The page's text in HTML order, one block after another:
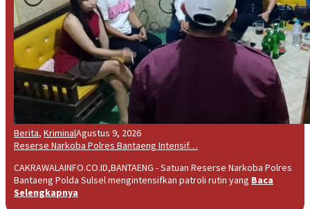
Berita, KriminalAgustus 9, 2026
Reserse Narkoba Polres Bantaeng Intensif…
CAKRAWALAINFO.CO.ID,BANTAENG - Satuan Reserse Narkoba Polres
Bantaeng Polda Sulsel mengintensifkan patroli rutin yang Baca
Selengkapnya